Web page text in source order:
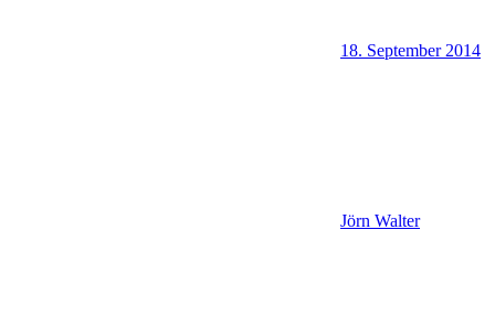
18. September 2014
Jörn Walter